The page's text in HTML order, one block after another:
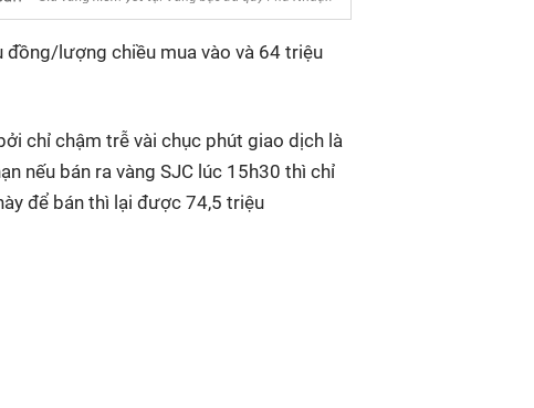
đồng/lượng chiều mua vào và 64 triệu
chỉ chậm trễ vài chục phút giao dịch là
nếu bán ra vàng SJC lúc 15h30 thì chỉ
để bán thì lại được 74,5 triệu